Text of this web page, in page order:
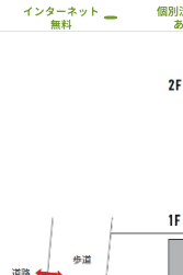
インターネット
無料
個別